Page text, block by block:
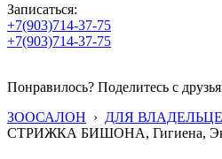
Записаться:
+7(903)714-37-75
+7(903)714-37-75
Понравилось? Поделитесь с
ЗООСАЛОН › ДЛЯ
СТРИЖКА БИШОНА, Гигиена,